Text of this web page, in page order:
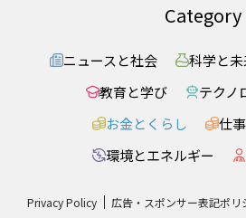
Category
ニュースと社会 科学と
教育と学び
テクノ
お金とくらし
仕
環境とエネルギー
Privacy Policy 広告・スポンサー表記ポリ